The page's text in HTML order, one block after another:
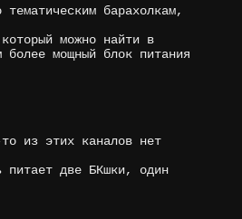
барахолкам,
можно найти в
мощный блок питания
из этих каналов нет
питает две БКшки, один